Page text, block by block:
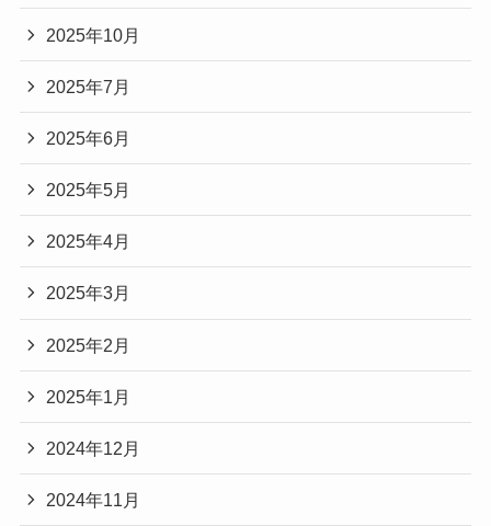
2025年10月
2025年7月
2025年6月
2025年5月
2025年4月
2025年3月
2025年2月
2025年1月
2024年12月
2024年11月